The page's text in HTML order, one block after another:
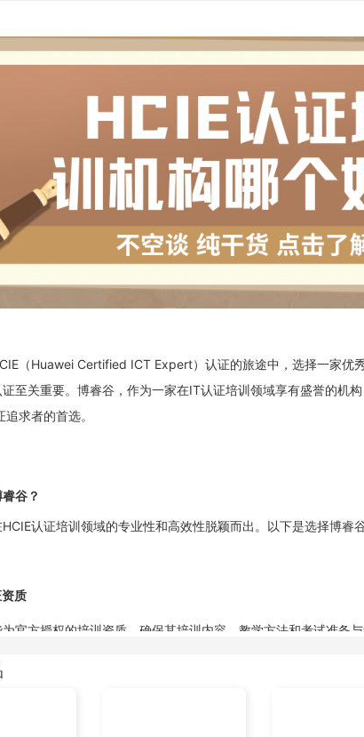
（Huawei Certified ICT Expert）认证的旅途中，选择一家优
至关重要。博睿谷，作为一家在IT认证培训领域享有盛誉的机
追求者的首选。
谷？
HCIE认证培训领域的专业性和高效性脱颖而出。以下是选择博睿
质
官方授权的培训资质，确保其培训内容、教学方法和考试准备